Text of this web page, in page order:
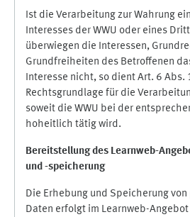
Ist die Verarbeitung zur Wahrung
Interesses der WWU oder eines
überwiegen die Interessen,
Grundfreiheiten des Betroffenen
Interesse nicht, so dient Art. 6 Abs.
Rechtsgrundlage für die
soweit die WWU bei der
hoheitlich tätig wird.
Bereitstellung des Learnweb-
und -speicherung
Die Erhebung und Speicherung
Daten erfolgt im Learnweb-